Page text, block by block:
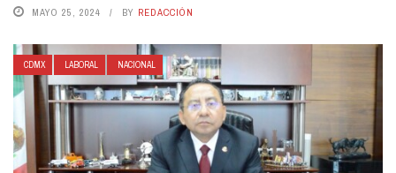
MAYO 25, 2024 BY REDACCIÓN
CDMX LABORAL NACIONAL